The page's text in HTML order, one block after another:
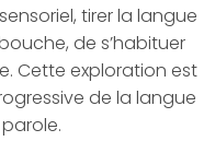
tirer la langue
de s’habituer
Cette exploration est
de la langue